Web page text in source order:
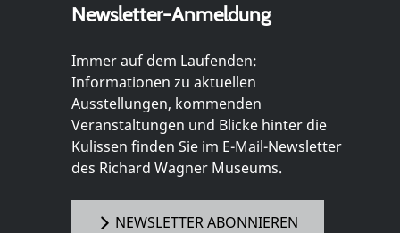
Newsletter-Anmeldung
Immer auf dem Laufenden:
Informationen zu aktuellen
Ausstellungen, kommenden
Veranstaltungen und Blicke hinter die
Kulissen finden Sie im E-Mail-Newsletter
des Richard Wagner Museums.
NEWSLETTER ABONNIEREN